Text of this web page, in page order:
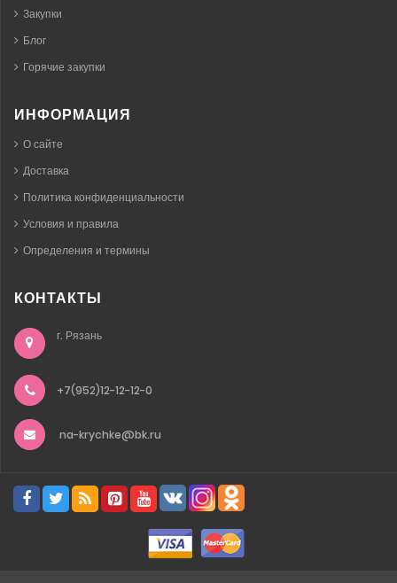
Закупки
Блог
Горячие закупки
ИНФОРМАЦИЯ
О сайте
Доставка
Политика конфиденциальности
Условия и правила
Определения и термины
КОНТАКТЫ
г. Рязань
+7(952)12-12-12-0
na-krychke@bk.ru